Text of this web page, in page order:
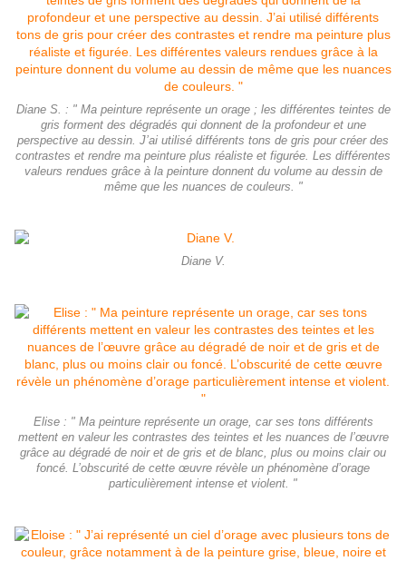
Diane S. : " Ma peinture représente un orage ; les différentes teintes de
gris forment des dégradés qui donnent de la profondeur et une
perspective au dessin. J’ai utilisé différents tons de gris pour créer des
contrastes et rendre ma peinture plus réaliste et figurée. Les différentes
valeurs rendues grâce à la peinture donnent du volume au dessin de
même que les nuances de couleurs. "
Diane V.
Elise : " Ma peinture représente un orage, car ses tons différents
mettent en valeur les contrastes des teintes et les nuances de l’œuvre
grâce au dégradé de noir et de gris et de blanc, plus ou moins clair ou
foncé. L’obscurité de cette œuvre révèle un phénomène d’orage
particulièrement intense et violent. "